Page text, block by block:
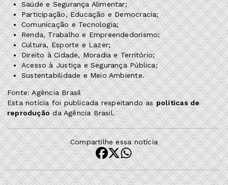
Saúde e Segurança Alimentar;
Participação, Educação e Democracia;
Comunicação e Tecnologia;
Renda, Trabalho e Empreendedorismo;
Cultura, Esporte e Lazer;
Direito à Cidade, Moradia e Território;
Acesso à Justiça e Segurança Pública;
Sustentabilidade e Meio Ambiente.
Fonte: Agência Brasil
Esta notícia foi publicada respeitando aspolíticas de
reproduçãoda Agência Brasil.
Compartilhe essa notícia